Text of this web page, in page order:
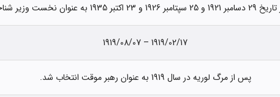
به عنوان نخست وزیر شناخته شد.
1919/02/17 – 1919/08/07
پس از مرگ لوریه در سال 1919 به عنوان رهبر موقت انتخاب شد.